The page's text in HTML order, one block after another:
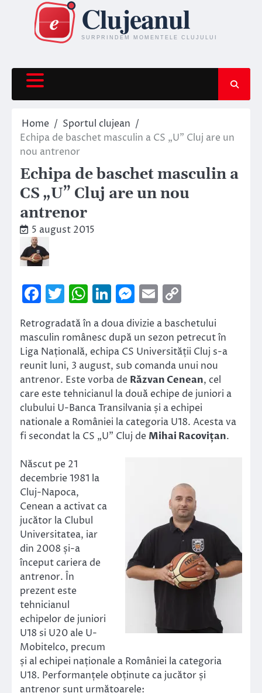
content
Home
Sportul clujean
Echipa de baschet masculin a CS „U” Cluj are un
nou antrenor
Echipa de baschet masculin a
CS „U” Cluj are un nou
antrenor
5 august 2015
Facebook
Twitter
WhatsApp
LinkedIn
Messenger
Email
Link
Retrogradată în a doua divizie a baschetului
masculin românesc după un sezon petrecut în
Liga Națională, echipa CS Universității Cluj s-a
reunit luni, 3 august, sub comanda unui nou
antrenor. Este vorba de Răzvan Cenean, cel
care este tehnicianul la două echipe de juniori a
clubului U-Banca Transilvania și a echipei
nationale a României la categoria U18. Acesta va
fi secondat la CS „U” Cluj de Mihai Racovițan.
Născut pe 21
decembrie 1981 la
Cluj-Napoca,
Cenean a activat ca
jucător la Clubul
Universitatea, iar
din 2008 și-a
început cariera de
antrenor. În
prezent este
tehnicianul
echipelor de juniori
U18 si U20 ale U-
Mobitelco, precum
și al echipei naționale a României la categoria
U18. Performanțele obținute ca jucător și
antrenor sunt următoarele: